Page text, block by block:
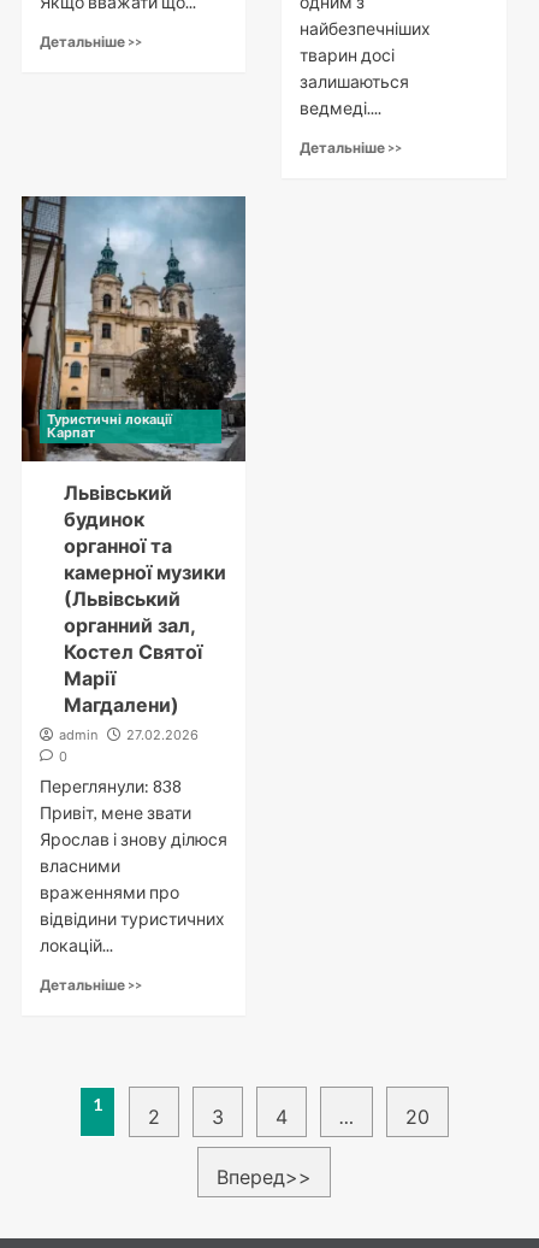
Детальніше >>
найбезпечніших
тварин досі
залишаються
ведмеді....
Детальніше >>
Туристичні локації
Карпат
Львівський
будинок
органної та
камерної музики
(Львівський
органний зал,
Костел Святої
Марії
Магдалени)
admin
27.02.2026
0
Переглянули: 838
Привіт, мене звати
Ярослав і знову ділюся
власними
враженнями про
відвідини туристичних
локацій...
Детальніше >>
Пагінація
записів
1
2 3 4 … 20
Вперед>>